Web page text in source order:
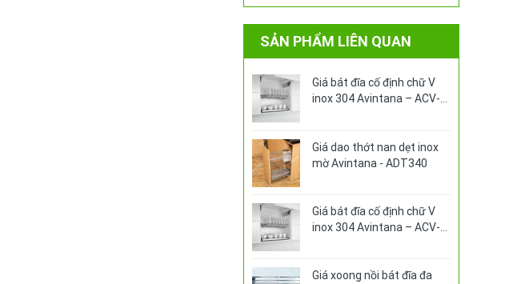
SẢN PHẨM LIÊN QUAN
Giá bát đĩa cố định chữ V
inox 304 Avintana – ACV-
Giá dao thớt nan dẹt inox
mờ Avintana - ADT340
Giá bát đĩa cố định chữ V
inox 304 Avintana – ACV-
Giá xoong nồi bát đĩa đa